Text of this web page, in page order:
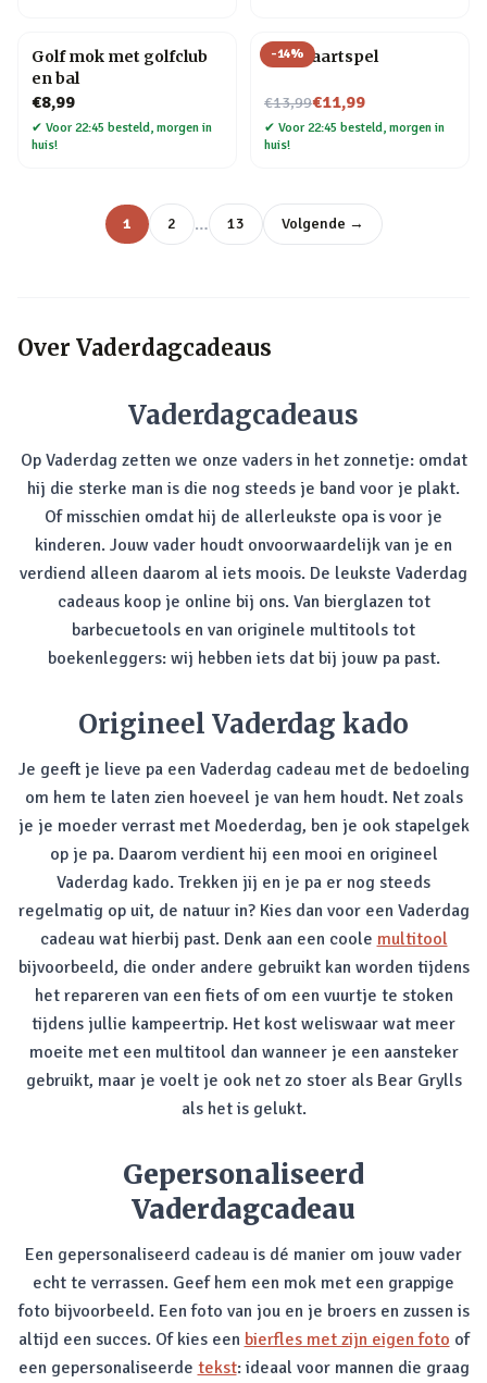
Golf mok met golfclub
en bal
€8,99
✔ Voor 22:45 besteld, morgen in
huis!
-14%
Bier kaartspel
€13,99
Nu voor€11,99
✔ Voor 22:45 besteld, morgen in
huis!
1 2 … 13 Volgende →
Over Vaderdagcadeaus
Vaderdagcadeaus
Op Vaderdag zetten we onze vaders in het zonnetje: omdat
hij die sterke man is die nog steeds je band voor je plakt.
Of misschien omdat hij de allerleukste opa is voor je
kinderen. Jouw vader houdt onvoorwaardelijk van je en
verdiend alleen daarom al iets moois. De leukste Vaderdag
cadeaus koop je online bij ons. Van bierglazen tot
barbecuetools en van originele multitools tot
boekenleggers: wij hebben iets dat bij jouw pa past.
Origineel Vaderdag kado
Je geeft je lieve pa een Vaderdag cadeau met de bedoeling
om hem te laten zien hoeveel je van hem houdt. Net zoals
je je moeder verrast met Moederdag, ben je ook stapelgek
op je pa. Daarom verdient hij een mooi en origineel
Vaderdag kado. Trekken jij en je pa er nog steeds
regelmatig op uit, de natuur in? Kies dan voor een Vaderdag
cadeau wat hierbij past. Denk aan een coole multitool
bijvoorbeeld, die onder andere gebruikt kan worden tijdens
het repareren van een fiets of om een vuurtje te stoken
tijdens jullie kampeertrip. Het kost weliswaar wat meer
moeite met een multitool dan wanneer je een aansteker
gebruikt, maar je voelt je ook net zo stoer als Bear Grylls
als het is gelukt.
Gepersonaliseerd
Vaderdagcadeau
Een gepersonaliseerd cadeau is dé manier om jouw vader
echt te verrassen. Geef hem een mok met een grappige
foto bijvoorbeeld. Een foto van jou en je broers en zussen is
altijd een succes. Of kies een bierfles met zijn eigen foto of
een gepersonaliseerde tekst: ideaal voor mannen die graag